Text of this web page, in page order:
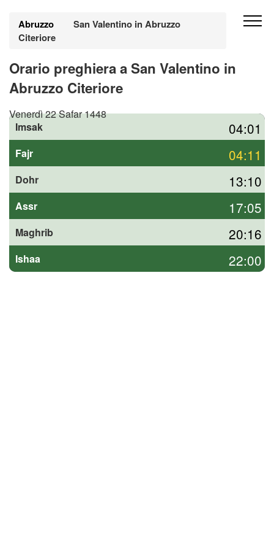
Abruzzo
San Valentino in Abruzzo
Citeriore
Orario preghiera a San Valentino in
Abruzzo Citeriore
Venerdì 22 Safar 1448
Imsak
04:01
Fajr 04:11
Dohr 13:10
Assr 17:05
Maghrib 20:16
Ishaa 22:00